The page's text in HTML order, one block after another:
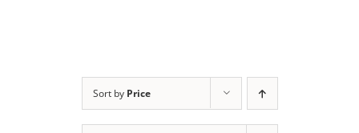
Sort by Price